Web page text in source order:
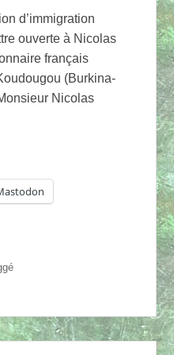
d’immigration
ouverte à Nicolas
français
(Burkina-
Nicolas